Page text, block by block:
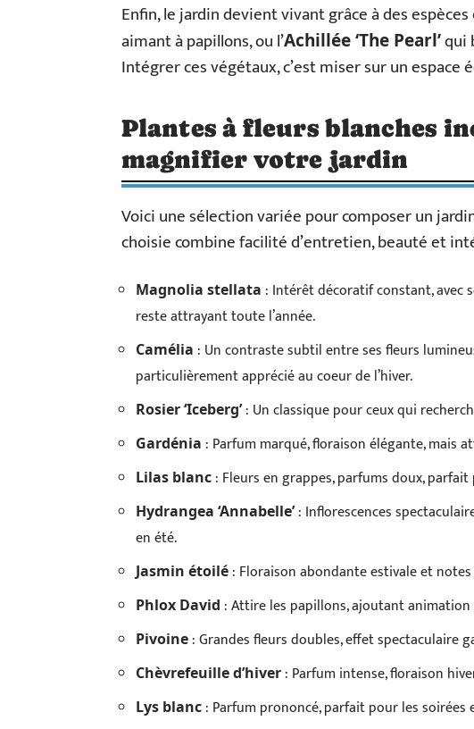
Enfin, le jardin devient vivant grâce à des
aimant à papillons, ou l’Achillée ‘The Pearl’qui
Intégrer ces végétaux, c’est miser sur un
Plantes à fleurs blanches
magnifier votre jardin
Voici une sélection variée pour composer un
choisie combine facilité d’entretien, beauté et
Magnolia stellata : Intérêt décoratif constant, avec
reste attrayant toute l’année.
Camélia : Un contraste subtil entre ses fleurs
particulièrement apprécié au coeur de l’hiver.
Rosier ‘Iceberg’: Un classique pour ceux qui
Gardénia : Parfum marqué, floraison élégante, mais
Lilas blanc : Fleurs en grappes, parfums doux,
Hydrangea ‘Annabelle’: Inflorescences
en été.
Jasmin étoilé : Floraison abondante estivale et
Phlox David : Attire les papillons, ajoutant
Pivoine : Grandes fleurs doubles, effet spectaculaire
Chèvrefeuille d’hiver : Parfum intense, floraison
Lys blanc : Parfum prononcé, parfait pour les soirées